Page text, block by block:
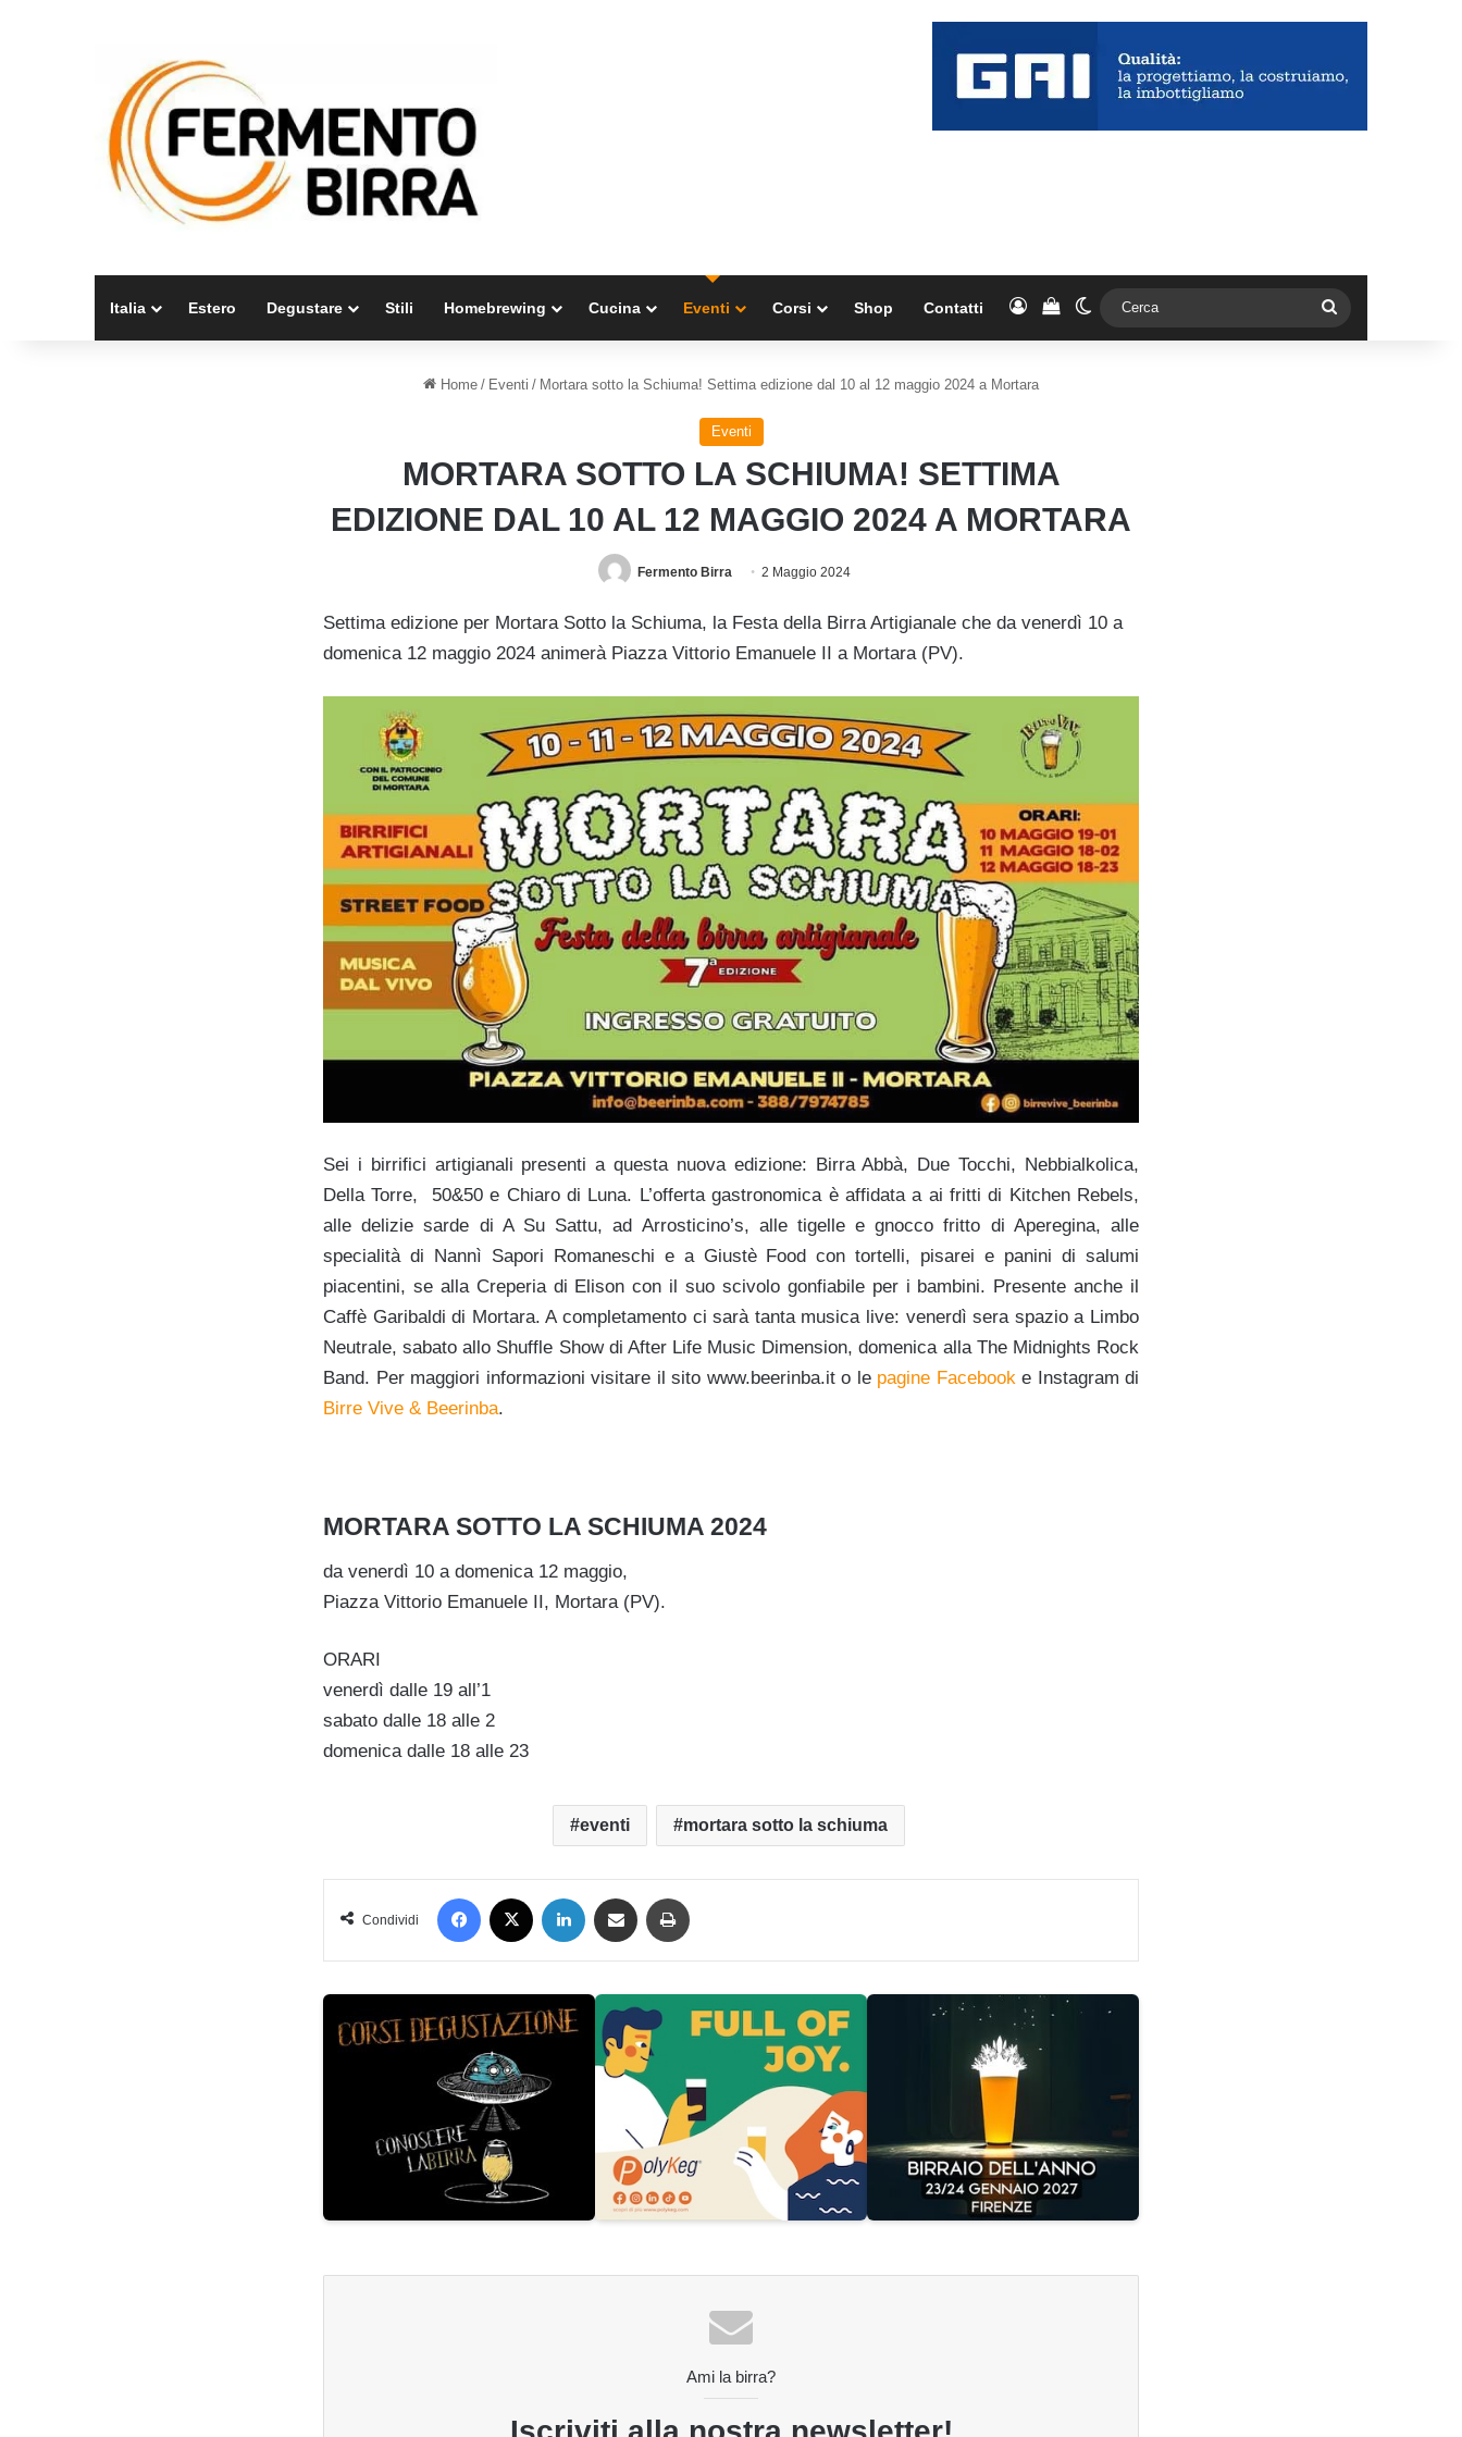
Italia Estero Degustare Stili Homebrewing Cucina Eventi Corsi Shop Contatti AccediVedi il carrello
Cambia aspetto
Home / Eventi / Mortara sotto la Schiuma! Settima edizione dal 10 al 12 maggio 2024 a Mortara
Eventi
MORTARA SOTTO LA SCHIUMA! SETTIMA
EDIZIONE DAL 10 AL 12 MAGGIO 2024 A MORTARA
Fermento Birra 2 Maggio 2024
Settima edizione per Mortara Sotto la Schiuma, la Festa della Birra Artigianale che da venerdì 10 a
domenica 12 maggio 2024 animerà Piazza Vittorio Emanuele II a Mortara (PV).
Sei i birrifici artigianali presenti a questa nuova edizione: Birra Abbà, Due Tocchi, Nebbialkolica,
Della Torre, 50&50 e Chiaro di Luna. L’offerta gastronomica è affidata a ai fritti di Kitchen Rebels,
alle delizie sarde di A Su Sattu, ad Arrosticino’s, alle tigelle e gnocco fritto di Aperegina, alle
specialità di Nannì Sapori Romaneschi e a Giustè Food con tortelli, pisarei e panini di salumi
piacentini, se alla Creperia di Elison con il suo scivolo gonfiabile per i bambini. Presente anche il
Caffè Garibaldi di Mortara. A completamento ci sarà tanta musica live: venerdì sera spazio a Limbo
Neutrale, sabato allo Shuffle Show di After Life Music Dimension, domenica alla The Midnights Rock
Band. Per maggiori informazioni visitare il sito www.beerinba.it o le pagine Facebooke Instagram di
Birre Vive & Beerinba.
MORTARA SOTTO LA SCHIUMA 2024
da venerdì 10 a domenica 12 maggio,
Piazza Vittorio Emanuele II, Mortara (PV).
ORARI
venerdì dalle 19 all’1
sabato dalle 18 alle 2
domenica dalle 18 alle 23
eventi mortara sotto la schiuma
Condividi
Facebook LinkedIn Condividi via mail
Ami la birra?